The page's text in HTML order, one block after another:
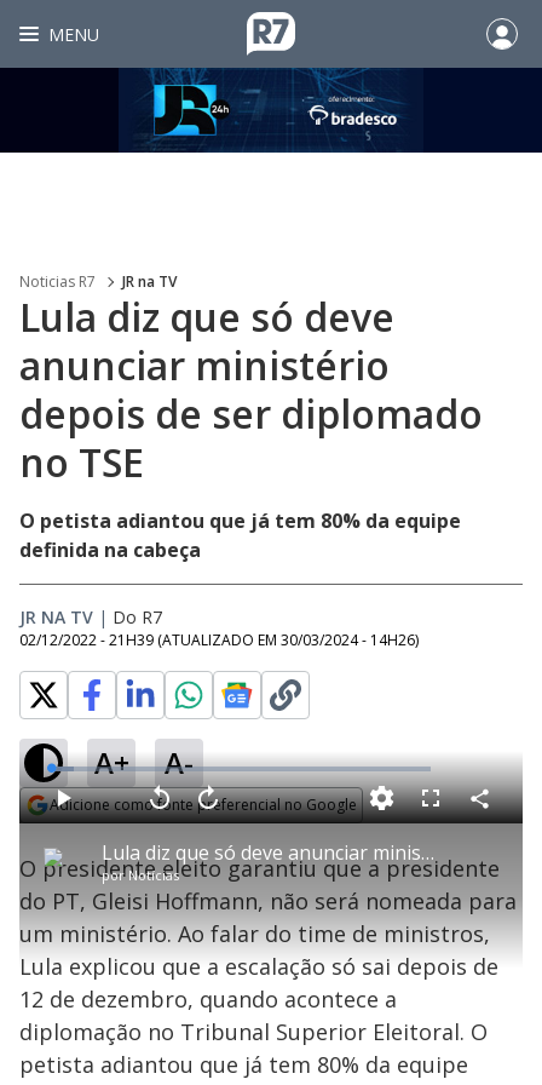
MENU
Noticias R7 JR na TV
Lula diz que só deve
anunciar ministério
depois de ser diplomado
no TSE
O petista adiantou que já tem 80% da equipe
definida na cabeça
JR NA TV | Do R7
02/12/2022 - 21H39 (ATUALIZADO EM 30/03/2024 - 14H26)
A+ A-
Adicione como fonte preferencial no Google
P
l
a
Lula diz que só deve anunciar ministério depois de ser diplomado no TSE
por Notícias
P V
t
a
r
0
e
g
n
d
s
A
n
ç
a
1
e
o
s
L
o
a
d
e
.
8
%
F
l
s
c
e
n
C
o
a
r
i
l
a
O presidente eleito garantiu que a presidente
do PT, Gleisi Hoffmann, não será nomeada para
um ministério. Ao falar do time de ministros,
Lula explicou que a escalação só sai depois de
12 de dezembro, quando acontece a
diplomação no Tribunal Superior Eleitoral. O
petista adiantou que já tem 80% da equipe